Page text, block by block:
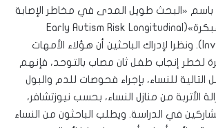
«البحث طويل المدى في مخاطر الإصابة
المبكرة بالتوحد المبكرة»(Early Autism Risk Longitudinal
Investigation – EARLI). ونظرا لإدراك الباحثين أن هؤلاء الأمهات
لخطر إنجاب طفل ثان مصاب بالتوحد، فإنهم
التالية للنساء، بإجراء فحوصات للدم والبول
الأتربة من منازل النساء، بحسب نيوزتشافر،
في الدراسة. ويطلب الباحثون من النساء